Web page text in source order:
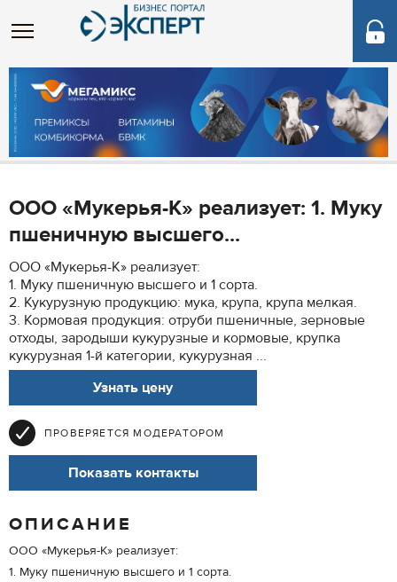
ООО «Мукерья-К» реализует: 1. Муку
пшеничную высшего...
ООО «Мукерья-К» реализует:
1. Муку пшеничную высшего и 1 сорта.
2. Кукурузную продукцию: мука, крупа, крупа мелкая.
3. Кормовая продукция: отруби пшеничные, зерновые
отходы, зародыши кукурузные и кормовые, крупка
кукурузная 1-й категории, кукурузная ...
Узнать цену
ПРОВЕРЯЕТСЯ МОДЕРАТОРОМ
Показать контакты
ОПИСАНИЕ
ООО «Мукерья-К» реализует:
1. Муку пшеничную высшего и 1 сорта.